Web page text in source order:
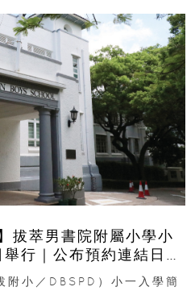
拔萃男書院附屬小學小
行｜公布預約連結日期
附小／DBSPD）小一入學簡